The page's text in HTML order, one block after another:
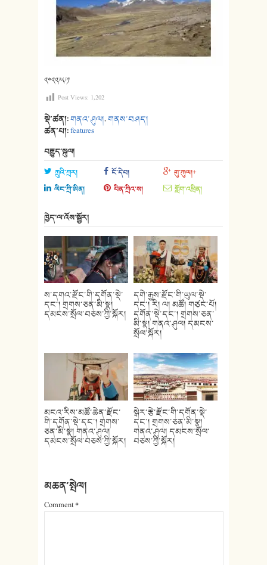
༢༠༢༢/༥/༡
Post Views: 1,202
སྡེ་ཚན།:གནའ་ཤུལ།,གནས་བཤད།
ཚན་པ།:features
བརྒྱུད་སྐུལ།
ཀྲུའི་ཀྲར། ངོ་དེབ།
གུ་ཀུལ།+
ལིང་ཀྲི་ཨིན།
པིན་ཀྲིའ་ས། གློག་འཕྲིན།
ཁྱེད་ལ་འོས་སྦྱོར།
ས་དགའ་རྫོང་གི་དགོན་སྡེ་
དང་། གྲགས་ཅན་མི་སྣ།
དམངས་སྲོལ་བཅས་ཀྱི་སྐོར།
དགེ་རྒྱས་རྫོང་གི་ཡུལ་སྡེ་
དང་། རི། ལ། མཚོ། གཙང་པོ།
དགོན་སྡེ་དང་། གྲགས་ཅན་
མི་སྣ། གནའ་ཤུལ། དམངས་
སྲོལ་སྐོར།
མངའ་རིས་མཚོ་ཆེན་རྫོང་
གི་དགོན་སྡེ་དང་། གྲགས་
ཅན་མི་སྣ། གནའ་ཤུལ།
དམངས་སྲོལ་བཅས་ཀྱི་སྐོར།
སྒེར་རྩེ་རྫོང་གི་དགོན་སྡེ་
དང་། གྲགས་ཅན་མི་སྣ།
གནའ་ཤུལ། དམངས་སྲོལ་
བཅས་ཀྱི་སྐོར།
མཆན་སྤེལ།
Comment*